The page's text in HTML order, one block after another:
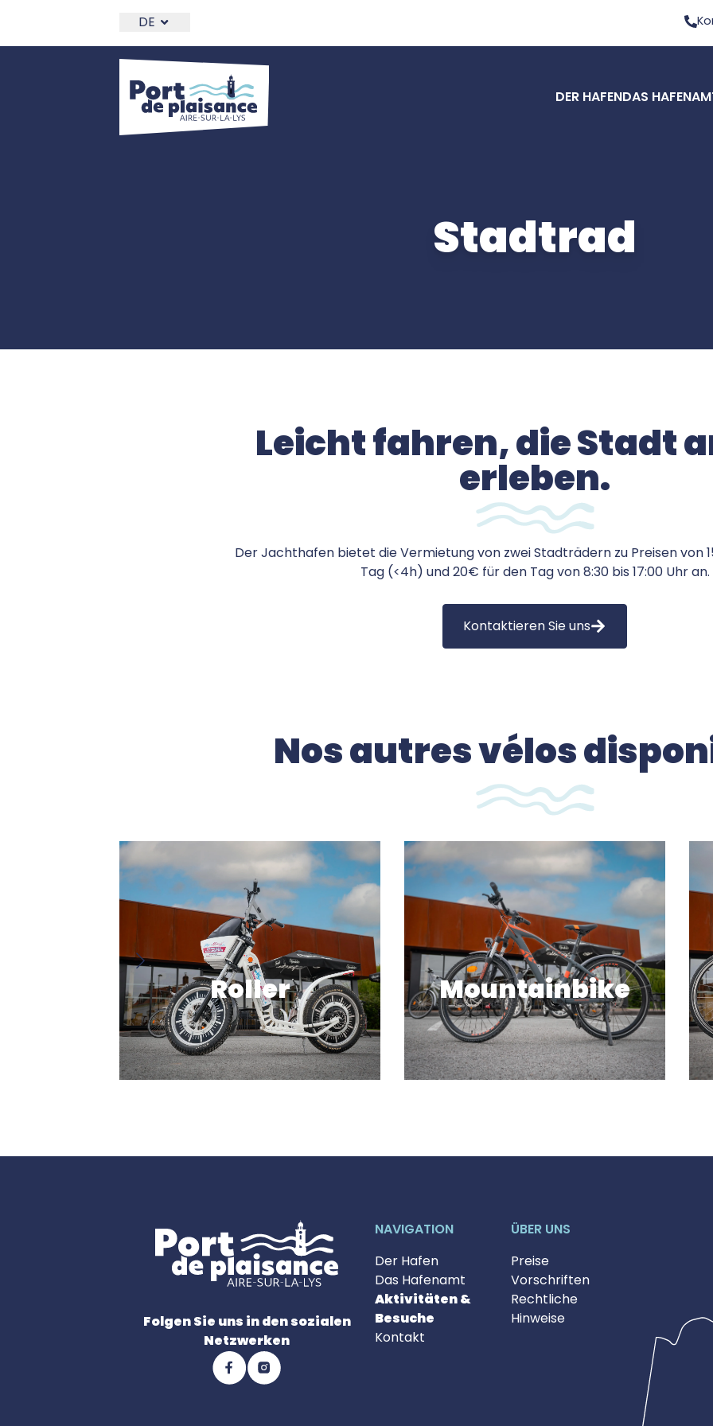
DE
DER HAFENDAS
Stadtrad
Leicht fahren, die Stadt
erleben.
Der Jachthafen bietet die Vermietung von zwei Stadträdern zu Preisen von
Tag (<4h) und 20€ für den Tag von 8:30 bis 17:00 Uhr an.
Kontaktieren Sie uns
Nos autres vélos
Roller Mountainbike
Folgen Sie uns in den sozialen
Netzwerken
NAVIGATION
Der Hafen
Das Hafenamt
Aktivitäten &
Besuche
Kontakt
ÜBER UNS
Preise
Vorschriften
Rechtliche
Hinweise